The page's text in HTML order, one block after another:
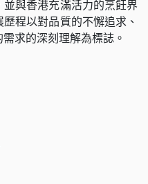
與香港充滿活力的烹飪界
程以對品質的不懈追求、
求的深刻理解為標誌。